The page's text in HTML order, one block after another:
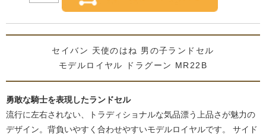
セイバン 天使のはね 男の子ランドセル
モデルロイヤル ドラグーン MR22B
勇敢な騎士を表現したランドセル
流行に左右されない、トラディショナルな気品漂う上品さが魅力の
デザイン。背負いやすく合わせやすいモデルロイヤルです。 サイド